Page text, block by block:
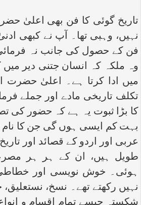
تاریخ گوئی کا فن بھی اعلیٰ
نہیں، وہبی تھا۔ آپ نے کبھی
فن کے حصول کی جانب نہ
وہ ملکہ کہ انسان جتنی دیر
میں ادا کرتا ہے۔ اعلیٰ حضرت
تکلف تاریخی مادے اور جملے
کا بڑا ثبوت یہ ہے کہ حضور کی
بہت کم ایسی ہوں گی جن کا نام
عربی اور اردو کے قصائد اور
طویل ہیں، ان کے ہر ہر
ہوئی۔ خوش نویسی اور خطاطی
نہیں رکھتے تھے۔ نسخ،